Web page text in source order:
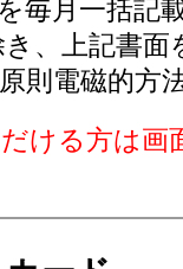
毎月一括記
、上記書面
則電磁的方
ける方は画